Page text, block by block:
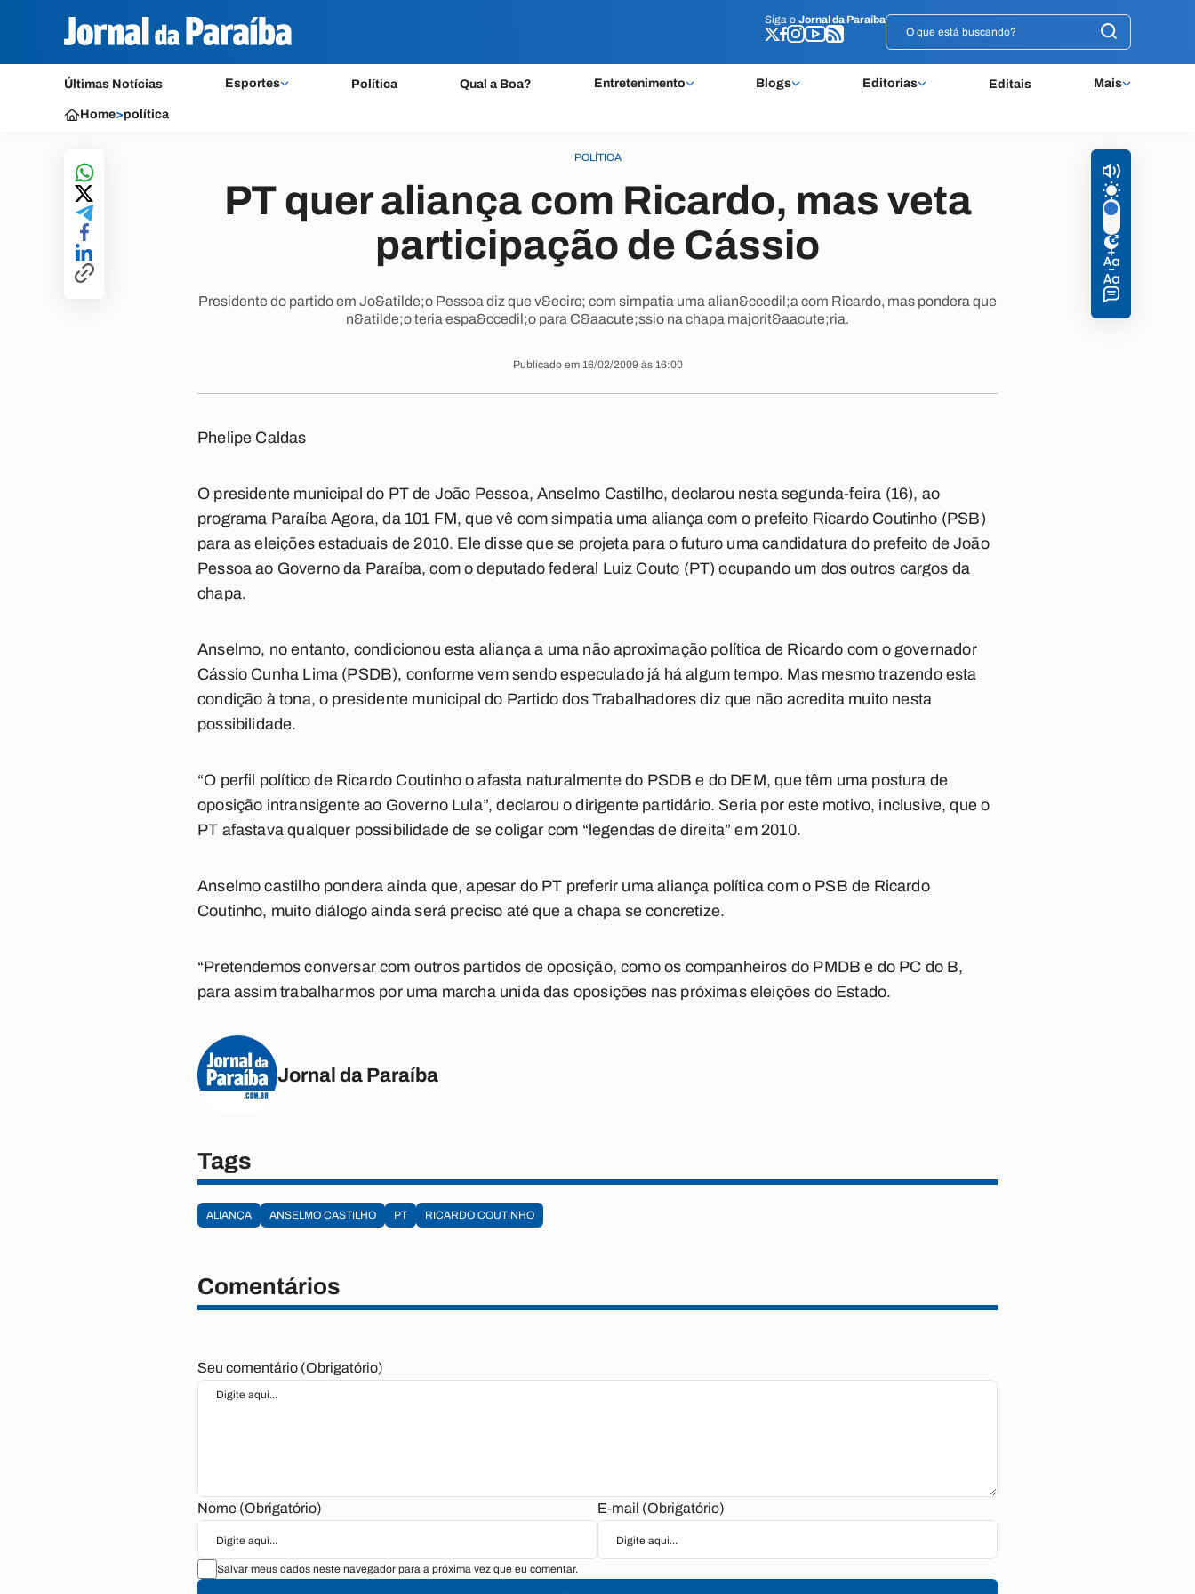
Siga o Jornal da Paraíba
Últimas Notícias Esportes Política Qual a Boa? Entretenimento Blogs Editorias Editais Mais
Siga o Jornal da Paraíba
Home>política
POLÍTICA
PT quer aliança com Ricardo, mas veta
participação de Cássio
Presidente do partido em Jo&atilde;o Pessoa diz que v&ecirc; com simpatia uma alian&ccedil;a com Ricardo, mas pondera que
n&atilde;o teria espa&ccedil;o para C&aacute;ssio na chapa majorit&aacute;ria.
Publicado em 16/02/2009 às 16:00
Phelipe Caldas
O presidente municipal do PT de João Pessoa, Anselmo Castilho, declarou nesta segunda-feira (16), ao
programa Paraíba Agora, da 101 FM, que vê com simpatia uma aliança com o prefeito Ricardo Coutinho (PSB)
para as eleições estaduais de 2010. Ele disse que se projeta para o futuro uma candidatura do prefeito de João
Pessoa ao Governo da Paraíba, com o deputado federal Luiz Couto (PT) ocupando um dos outros cargos da
chapa.
Anselmo, no entanto, condicionou esta aliança a uma não aproximação política de Ricardo com o governador
Cássio Cunha Lima (PSDB), conforme vem sendo especulado já há algum tempo. Mas mesmo trazendo esta
condição à tona, o presidente municipal do Partido dos Trabalhadores diz que não acredita muito nesta
possibilidade.
“O perfil político de Ricardo Coutinho o afasta naturalmente do PSDB e do DEM, que têm uma postura de
oposição intransigente ao Governo Lula”, declarou o dirigente partidário. Seria por este motivo, inclusive, que o
PT afastava qualquer possibilidade de se coligar com “legendas de direita” em 2010.
Anselmo castilho pondera ainda que, apesar do PT preferir uma aliança política com o PSB de Ricardo
Coutinho, muito diálogo ainda será preciso até que a chapa se concretize.
“Pretendemos conversar com outros partidos de oposição, como os companheiros do PMDB e do PC do B,
para assim trabalharmos por uma marcha unida das oposições nas próximas eleições do Estado.
Jornal da Paraíba
Tags
ALIANÇA ANSELMO CASTILHO PT RICARDO COUTINHO
Comentários
Seu comentário (Obrigatório)
Nome (Obrigatório) E-mail (Obrigatório)
Salvar meus dados neste navegador para a próxima vez que eu comentar.